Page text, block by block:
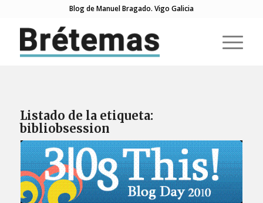
Blog de Manuel Bragado. Vigo Galicia
Listado de la etiqueta:
bibliobsession